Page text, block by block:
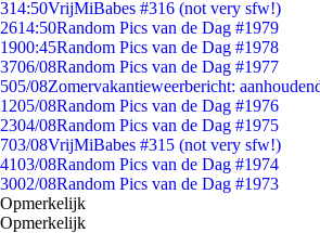
314:50VrijMiBabes #316 (not very sfw!)
2614:50Random Pics van de Dag #1979
1900:45Random Pics van de Dag #1978
3706/08Random Pics van de Dag #1977
505/08Zomervakantieweerbericht:
1205/08Random Pics van de Dag #1976
2304/08Random Pics van de Dag #1975
703/08VrijMiBabes #315 (not very sfw!)
4103/08Random Pics van de Dag #1974
3002/08Random Pics van de Dag #1973
Opmerkelijk
Opmerkelijk